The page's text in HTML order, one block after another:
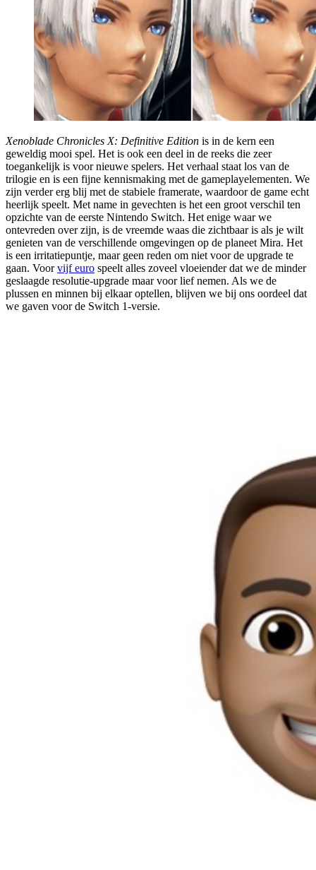
Xenoblade Chronicles X: Definitive Edition is in de kern een
geweldig mooi spel. Het is ook een deel in de reeks die zeer
toegankelijk is voor nieuwe spelers. Het verhaal staat los van de
trilogie en is een fijne kennismaking met de gameplayelementen. We
zijn verder erg blij met de stabiele framerate, waardoor de game echt
heerlijk speelt. Met name in gevechten is het een groot verschil ten
opzichte van de eerste Nintendo Switch. Het enige waar we
ontevreden over zijn, is de vreemde waas die zichtbaar is als je wilt
genieten van de verschillende omgevingen op de planeet Mira. Het
is een irritatiepuntje, maar geen reden om niet voor de upgrade te
gaan. Voorvijf euro speelt alles zoveel vloeiender dat we de minder
geslaagde resolutie-upgrade maar voor lief nemen. Als we de
plussen en minnen bij elkaar optellen, blijven we bij ons oordeel dat
we gaven voor de Switch 1-versie.